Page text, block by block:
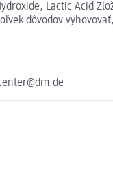
Lactic Acid
dôvodov